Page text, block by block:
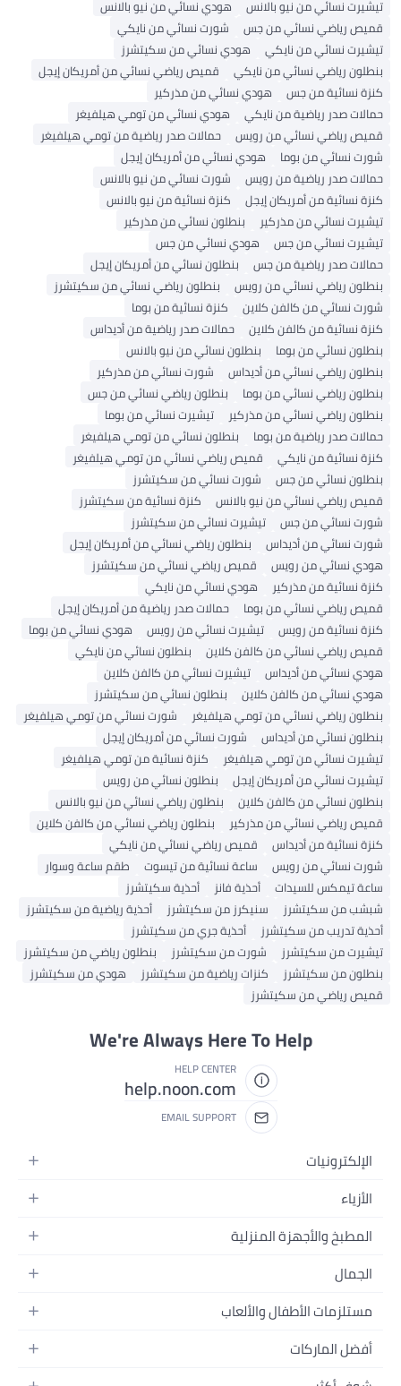
نسائي من نيو بالانس
هودي نسائي من نيو بالانس
رياضي نسائي من جس
شورت نسائي من نايكي
نسائي من نايكي
هودي نسائي من سكيتشرز
رياضي نسائي من نايكي
قميص رياضي نسائي من أمريكان إيجل
نسائية من جس
هودي نسائي من مذركير
صدر رياضية من نايكي
هودي نسائي من تومي هيلفيغر
رياضي نسائي من رويس
حمالات صدر رياضية من تومي هيلفيغر
نسائي من بوما
هودي نسائي من أمريكان إيجل
صدر رياضية من رويس
شورت نسائي من نيو بالانس
نسائية من أمريكان إيجل
كنزة نسائية من نيو بالانس
نسائي من مذركير
بنطلون نسائي من مذركير
نسائي من جس
هودي نسائي من جس
صدر رياضية من جس
بنطلون نسائي من أمريكان إيجل
رياضي نسائي من رويس
بنطلون رياضي نسائي من سكيتشرز
نسائي من كالفن كلاين
كنزة نسائية من بوما
نسائية من كالفن كلاين
حمالات صدر رياضية من أديداس
نسائي من بوما
بنطلون نسائي من نيو بالانس
رياضي نسائي من أديداس
شورت نسائي من مذركير
رياضي نسائي من بوما
بنطلون رياضي نسائي من جس
رياضي نسائي من مذركير
تيشيرت نسائي من بوما
صدر رياضية من بوما
بنطلون نسائي من تومي هيلفيغر
نسائية من نايكي
قميص رياضي نسائي من تومي هيلفيغر
نسائي من جس
شورت نسائي من سكيتشرز
رياضي نسائي من نيو بالانس
كنزة نسائية من سكيتشرز
نسائي من جس
تيشيرت نسائي من سكيتشرز
نسائي من أديداس
بنطلون رياضي نسائي من أمريكان إيجل
نسائي من رويس
قميص رياضي نسائي من سكيتشرز
نسائية من مذركير
هودي نسائي من نايكي
رياضي نسائي من بوما
حمالات صدر رياضية من أمريكان إيجل
نسائية من رويس
تيشيرت نسائي من رويس
هودي نسائي من بوما
رياضي نسائي من كالفن كلاين
بنطلون نسائي من نايكي
نسائي من أديداس
تيشيرت نسائي من كالفن كلاين
نسائي من كالفن كلاين
بنطلون نسائي من سكيتشرز
رياضي نسائي من تومي هيلفيغر
شورت نسائي من تومي هيلفيغر
نسائي من أديداس
شورت نسائي من أمريكان إيجل
نسائي من تومي هيلفيغر
كنزة نسائية من تومي هيلفيغر
نسائي من أمريكان إيجل
بنطلون نسائي من رويس
نسائي من كالفن كلاين
بنطلون رياضي نسائي من نيو بالانس
رياضي نسائي من مذركير
بنطلون رياضي نسائي من كالفن كلاين
نسائية من أديداس
قميص رياضي نسائي من نايكي
نسائي من رويس
ساعة نسائية من تيسوت
طقم ساعة وسوار
تيمكس للسيدات
أحذية فانز
أحذية سكيتشرز
من سكيتشرز
سنيكرز من سكيتشرز
أحذية رياضية من سكيتشرز
تدريب من سكيتشرز
أحذية جري من سكيتشرز
من سكيتشرز
شورت من سكيتشرز
بنطلون رياضي من سكيتشرز
من سكيتشرز
كنزات رياضية من سكيتشرز
هودي من سكيتشرز
رياضي من سكيتشرز
We're Always Here To Help
HELP CENTER
help.noon.com
EMAIL SUPPORT
الإلكترونيات
الجوالات
اللابتوبات
الأجهزة المنزلية
التلفزيونات
السماعات
ألعاب القيمنق
الأزياء
أزياء نسائية
أزياء البنات
أزياء الأولاد
المجوهرات
المطبخ والأجهزة المنزلية
الحمام
المطبخ والسفرة
أدوات وتحسين المنزل
الجمال
العطور
العناية بالشعر
مستلزمات الأطفال والألعاب
الحفاضات
أفضل الماركات
سامسونج